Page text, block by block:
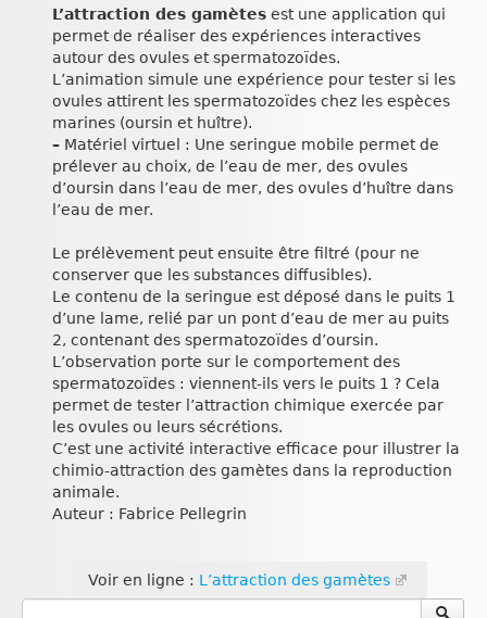
L’attraction des gamètes est une application qui
permet de réaliser des expériences interactives
autour des ovules et spermatozoïdes.
L’animation simule une expérience pour tester si les
ovules attirent les spermatozoïdes chez les espèces
marines (oursin et huître).
– Matériel virtuel : Une seringue mobile permet de
prélever au choix, de l’eau de mer, des ovules
d’oursin dans l’eau de mer, des ovules d’huître dans
l’eau de mer.
Le prélèvement peut ensuite être filtré (pour ne
conserver que les substances diffusibles).
Le contenu de la seringue est déposé dans le puits 1
d’une lame, relié par un pont d’eau de mer au puits
2, contenant des spermatozoïdes d’oursin.
L’observation porte sur le comportement des
spermatozoïdes : viennent-ils vers le puits 1 ? Cela
permet de tester l’attraction chimique exercée par
les ovules ou leurs sécrétions.
C’est une activité interactive efficace pour illustrer la
chimio-attraction des gamètes dans la reproduction
animale.
Auteur : Fabrice Pellegrin
Voir en ligne : L’attraction des gamètes